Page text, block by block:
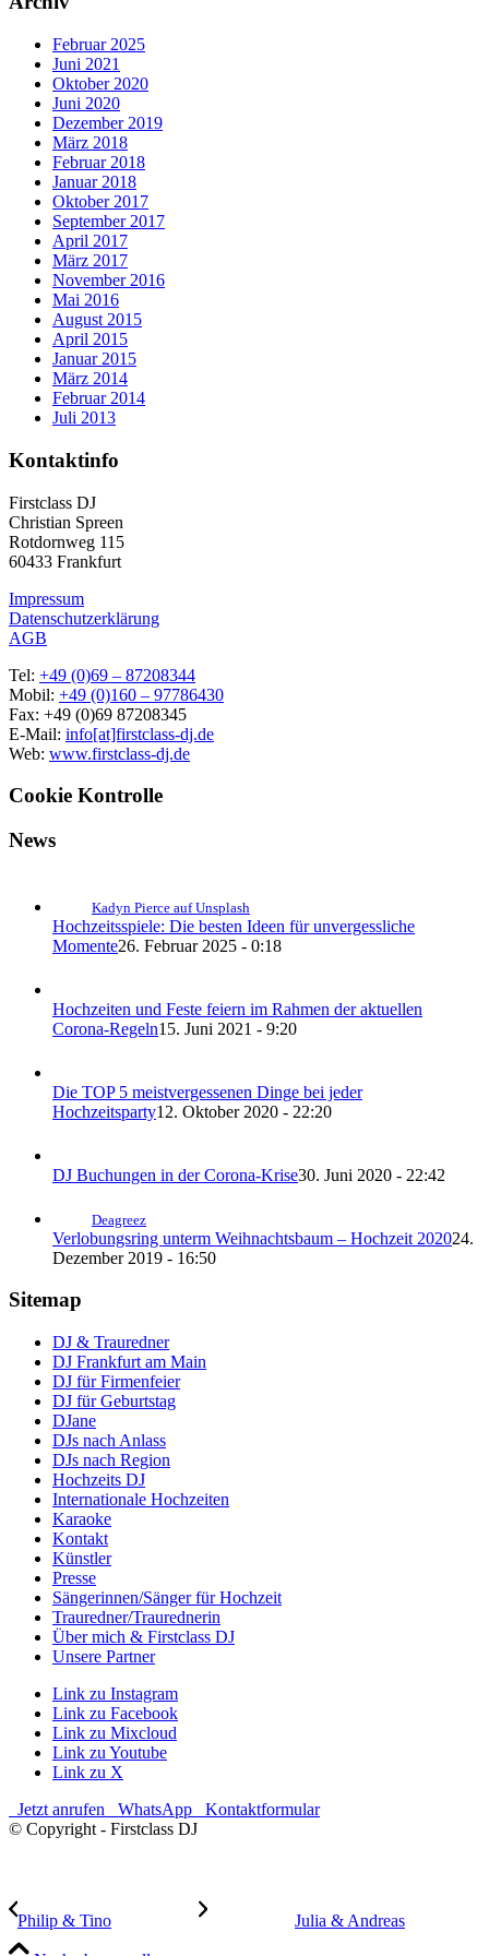
Februar 2025
Juni 2021
Oktober 2020
Juni 2020
Dezember 2019
März 2018
Februar 2018
Januar 2018
Oktober 2017
September 2017
April 2017
März 2017
November 2016
Mai 2016
August 2015
April 2015
Januar 2015
März 2014
Februar 2014
Juli 2013
Kontaktinfo
Firstclass DJ
Christian Spreen
Rotdornweg 115
60433 Frankfurt
Impressum
Datenschutzerklärung
AGB
Tel: +49 (0)69 – 87208344
Mobil: +49 (0)160 – 97786430
Fax: +49 (0)69 87208345
E-Mail: info[at]firstclass-dj.de
Web: www.firstclass-dj.de
Cookie Kontrolle
News
Kadyn Pierce auf Unsplash
Hochzeitsspiele: Die besten Ideen für unvergessliche
Momente26. Februar 2025 - 0:18
Hochzeiten und Feste feiern im Rahmen der aktuellen
Corona-Regeln15. Juni 2021 - 9:20
Die TOP 5 meistvergessenen Dinge bei jeder
Hochzeitsparty12. Oktober 2020 - 22:20
DJ Buchungen in der Corona-Krise30. Juni 2020 - 22:42
Deagreez
Verlobungsring unterm Weihnachtsbaum – Hochzeit 202024.
Dezember 2019 - 16:50
Sitemap
DJ & Trauredner
DJ Frankfurt am Main
DJ für Firmenfeier
DJ für Geburtstag
DJane
DJs nach Anlass
DJs nach Region
Hochzeits DJ
Internationale Hochzeiten
Karaoke
Kontakt
Künstler
Presse
Sängerinnen/Sänger für Hochzeit
Trauredner/Traurednerin
Über mich & Firstclass DJ
Unsere Partner
Link zu Instagram
Link zu Facebook
Link zu Mixcloud
Link zu Youtube
Link zu X
Jetzt anrufen
WhatsApp
Kontaktformular
© Copyright - Firstclass DJ
Philip & Tino Julia & Andreas